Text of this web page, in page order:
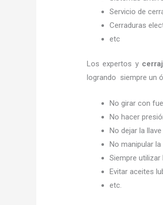
Servicio de
Cerraduras
etc
Los expertos y
logrando siempre un
No girar con
No hacer
No dejar la
No manipular
Siempre
Evitar aceites
etc.